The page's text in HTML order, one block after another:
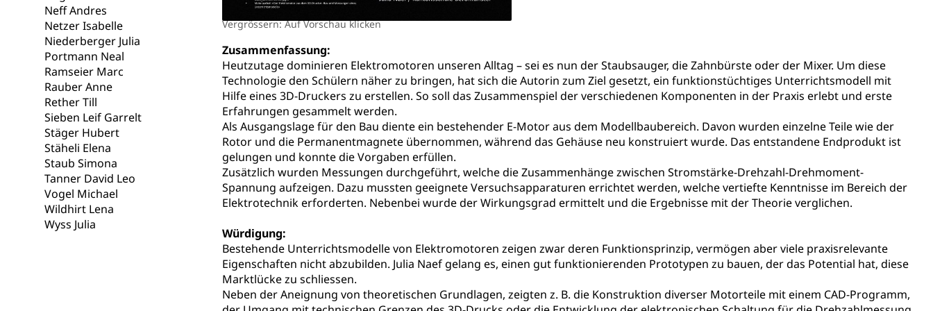
Neff Andres
Netzer Isabelle
Niederberger Julia
Portmann Neal
Ramseier Marc
Rauber Anne
Rether Till
Sieben Leif Garrelt
Stäger Hubert
Stäheli Elena
Staub Simona
Tanner David Leo
Vogel Michael
Wildhirt Lena
Wyss Julia
Vergrössern: Auf Vorschau klicken
Zusammenfassung:
Heutzutage dominieren Elektromotoren unseren Alltag – sei es nun der Staubsauger, die Zahnbürste oder der Mixer. Um diese
Technologie den Schülern näher zu bringen, hat sich die Autorin zum Ziel gesetzt, ein funktionstüchtiges Unterrichtsmodell mit
Hilfe eines 3D-Druckers zu erstellen. So soll das Zusammenspiel der verschiedenen Komponenten in der Praxis erlebt und erste
Erfahrungen gesammelt werden.
Als Ausgangslage für den Bau diente ein bestehender E-Motor aus dem Modellbaubereich. Davon wurden einzelne Teile wie der
Rotor und die Permanentmagnete übernommen, während das Gehäuse neu konstruiert wurde. Das entstandene Endprodukt ist
gelungen und konnte die Vorgaben erfüllen.
Zusätzlich wurden Messungen durchgeführt, welche die Zusammenhänge zwischen Stromstärke-Drehzahl-Drehmoment-
Spannung aufzeigen. Dazu mussten geeignete Versuchsapparaturen errichtet werden, welche vertiefte Kenntnisse im Bereich der
Elektrotechnik erforderten. Nebenbei wurde der Wirkungsgrad ermittelt und die Ergebnisse mit der Theorie verglichen.
Würdigung:
Bestehende Unterrichtsmodelle von Elektromotoren zeigen zwar deren Funktionsprinzip, vermögen aber viele praxisrelevante
Eigenschaften nicht abzubilden. Julia Naef gelang es, einen gut funktionierenden Prototypen zu bauen, der das Potential hat, diese
Marktlücke zu schliessen.
Neben der Aneignung von theoretischen Grundlagen, zeigten z. B. die Konstruktion diverser Motorteile mit einem CAD-Programm,
Gesundheitsversorgung, Spital, Pflegeinitiative, Ambulant vor stationär, AVOS, Patientendossier
Gesundheitsversorgung
AHV / IV
Altersrente, Invalidenrente, Witwenrente, Sozialversicherung, Vorsorgeeinrichtung, Pensionskasse, erste Säule, zweite Säule, dritte Säule,
Hilflosenentschädigung, Ergänzungsleistungen, Altersvorsorge, Todesfallversicherung
Hilfslosenentschädigung (WAS Luzern)
Informationsstelle AHV/IV
Ergänzungsleistungen (EL) (WAS Luzern)
AHV-Altersrente (WAS Luzern)
IV-Leistungen (WAS Luzern)
Behinderung
Körperbehinderung, körperliche Behinderung, geistige Behinderung, psychische Behinderung, Erwerbsunfähigkeit, Behinderte
Inklusion im Sport
Menschen mit Behinderungen
Kultur und Medien
Archive und Bibliotheken
Bücher, Bundesarchiv, Landesbibliothek
Staatsarchiv Luzern Zentral- und Hochschulbibliothek Archiv der Denkmalpflege
Kulturelle Einrichtungen